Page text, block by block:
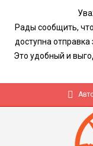
Рады сообщить,
доступна
Это удобный и